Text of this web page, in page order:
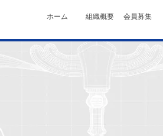
ホーム 組織概要 会員募集